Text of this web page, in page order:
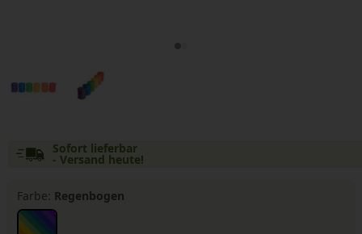
Sofort lieferbar
- Versand heute!
Farbe: Regenbogen